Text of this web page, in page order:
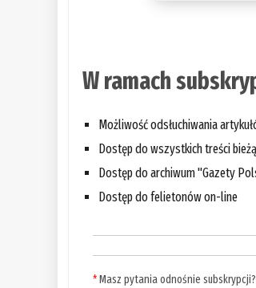
W ramach
Możliwość odsłuchiwania
Dostęp do wszystkich treści
Dostęp do archiwum "Gazety
Dostęp do felietonów on-line
*Masz pytania odnośnie